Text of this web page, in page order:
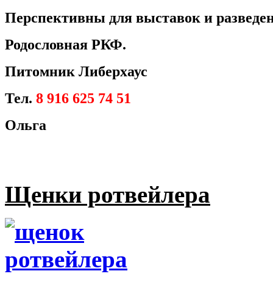
Перспективны для выставок и
Родословная РКФ.
Питомник Либерхаус
Тел. 8 916 625 74 51
Ольга
Щенки ротвейлера